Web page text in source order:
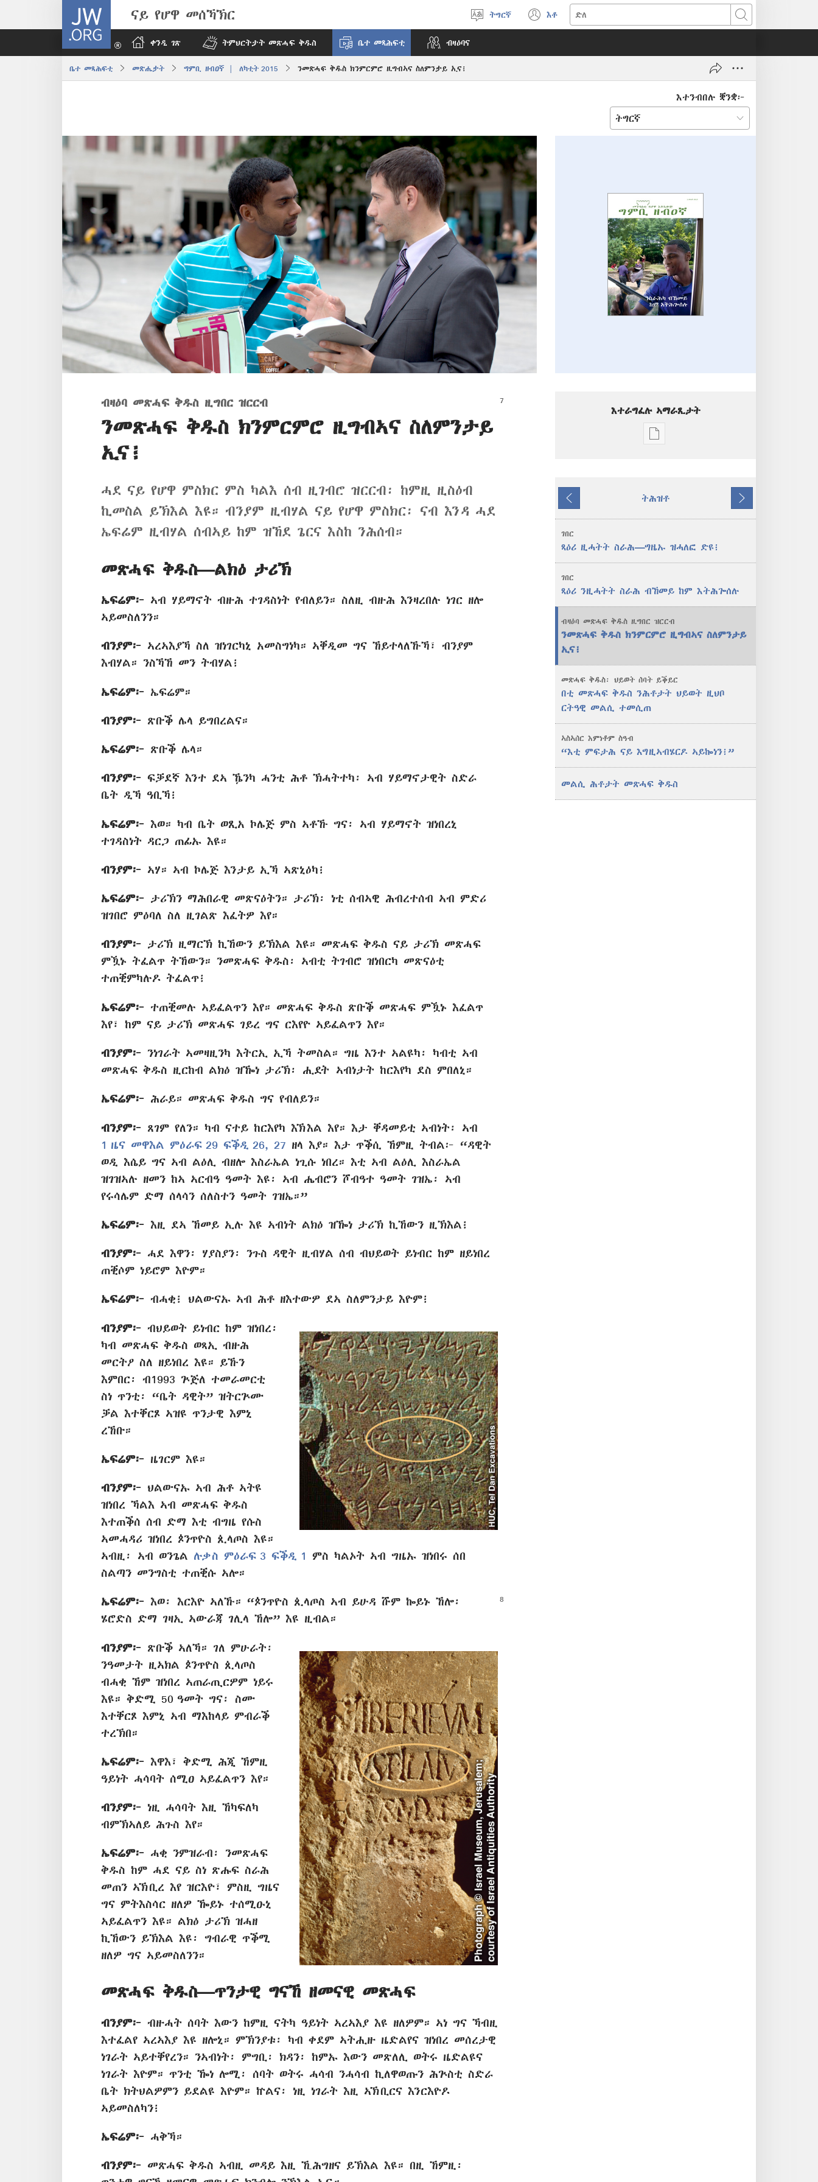
JW.ORG ናይ የሆዋ መሰኻኽር
ቋንቋ
ትግርኛ እቶ
(opens
ድለ
ቀንዲ ገጽ ትምህርትታት መጽሓፍ ቅዱስ ቤተ መጻሕፍቲ ብዛዕባና
ቤተ መጻሕፍቲ መጽሔታት ግምቢ ዘብዐኛ | ለካቲት 2015 ንመጽሓፍ ቅዱስ ክንምርምሮ ዚግብኣና ስለምንታይ ኢና፧
እተንብበሉ ቛንቋ፦
ብዛዕባ መጽሓፍ ቅዱስ ዚግበር ዝርርብ
ንመጽሓፍ ቅዱስ ክንምርምሮ ዚግብኣና ስለምንታይ
ኢና፧
ሓደ ናይ የሆዋ ምስክር ምስ ካልእ ሰብ ዚገብሮ ዝርርብ፡ ከምዚ ዚስዕብ
ኪመስል ይኽእል እዩ። ብንያም ዚብሃል ናይ የሆዋ ምስክር፡ ናብ እንዳ ሓደ
ኤፍሬም ዚብሃል ሰብኣይ ከም ዝኸደ ጌርና እስከ ንሕሰብ።
መጽሓፍ ቅዱስ—ልክዕ ታሪኽ
ኤፍሬም፦ ኣብ ሃይማኖት ብዙሕ ተገዳስነት የብለይን። ስለዚ ብዙሕ እንዛረበሉ ነገር ዘሎ
ኣይመስለንን።
ብንያም፦ ኣረኣእያኻ ስለ ዝነገርካኒ አመስግነካ። ኣቐዲመ ግና ኸይተላለኹኻ፣ ብንያም
እብሃል። ንስኻኸ መን ትብሃል፧
ኤፍሬም፦ ኤፍሬም።
ብንያም፦ ጽቡቕ ሌላ ይግበረልና።
ኤፍሬም፦ ጽቡቕ ሌላ።
ብንያም፦ ፍቓደኛ እንተ ደኣ ዄንካ ሓንቲ ሕቶ ኽሓትተካ፡ ኣብ ሃይማኖታዊት ስድራ
ቤት ዲኻ ዓቢኻ፧
ኤፍሬም፦ እወ። ካብ ቤት ወጺአ ኮሌጅ ምስ ኣቶኹ ግና፡ ኣብ ሃይማኖት ዝነበረኒ
ተገዳስነት ዳርጋ ጠፊኡ እዩ።
ብንያም፦ ኣሃ። ኣብ ኮሌጅ እንታይ ኢኻ ኣጽኒዕካ፧
ኤፍሬም፦ ታሪኽን ማሕበራዊ መጽናዕትን። ታሪኽ፡ ነቲ ሰብኣዊ ሕብረተሰብ ኣብ ምድሪ
ዝገበሮ ምዕባለ ስለ ዚገልጽ እፈትዎ እየ።
ብንያም፦ ታሪኽ ዚማርኽ ኪኸውን ይኽእል እዩ። መጽሓፍ ቅዱስ ናይ ታሪኽ መጽሓፍ
ምዃኑ ትፈልጥ ትኸውን። ንመጽሓፍ ቅዱስ፡ ኣብቲ ትገብሮ ዝነበርካ መጽናዕቲ
ተጠቒምካሉዶ ትፈልጥ፧
ኤፍሬም፦ ተጠቒመሉ ኣይፈልጥን እየ። መጽሓፍ ቅዱስ ጽቡቕ መጽሓፍ ምዃኑ እፈልጥ
እየ፣ ከም ናይ ታሪኽ መጽሓፍ ገይረ ግና ርእየዮ ኣይፈልጥን እየ።
ብንያም፦ ንነገራት ኣመዛዚንካ እትርኢ ኢኻ ትመስል። ግዜ እንተ ኣልዩካ፡ ካብቲ ኣብ
መጽሓፍ ቅዱስ ዚርከብ ልክዕ ዝዀነ ታሪኽ፡ ሒደት ኣብነታት ከርእየካ ደስ ምበለኒ።
ኤፍሬም፦ ሕራይ። መጽሓፍ ቅዱስ ግና የብለይን።
ብንያም፦ ጸገም የለን። ካብ ናተይ ከርእየካ እኽእል እየ። እታ ቐዳመይቲ ኣብነት፡ ኣብ
1 ዜና መዋእል ምዕራፍ 29 ፍቕዲ 26, 27 ዘላ እያ። እታ ጥቕሲ ኸምዚ ትብል፦ “ዳዊት
ወዲ እሴይ ግና ኣብ ልዕሊ ብዘሎ እስራኤል ነጊሱ ነበረ። እቲ ኣብ ልዕሊ እስራኤል
ዝገዝኣሉ ዘመን ከኣ ኣርብዓ ዓመት እዩ፡ ኣብ ሔብሮን ሾብዓተ ዓመት ገዝኤ፡ ኣብ
የሩሳሌም ድማ ሰላሳን ሰለስተን ዓመት ገዝኤ።”
ኤፍሬም፦ እዚ ደኣ ኸመይ ኢሉ እዩ ኣብነት ልክዕ ዝዀነ ታሪኽ ኪኸውን ዚኽእል፧
ብንያም፦ ሓደ እዋን፡ ሃያስያን፡ ንጉስ ዳዊት ዚብሃል ሰብ ብህይወት ይነብር ከም ዘይነበረ
ጠቒሶም ነይሮም እዮም።
ኤፍሬም፦ ብሓቂ፧ ህልውናኡ ኣብ ሕቶ ዘእተውዎ ደኣ ስለምንታይ እዮም፧
ብንያም፦ ብህይወት ይነብር ከም ዝነበረ፡
ካብ መጽሓፍ ቅዱስ ወጻኢ ብዙሕ
መርትዖ ስለ ዘይነበረ እዩ። ይኹን
እምበር፡ ብ1993 ጕጅለ ተመራመርቲ
ስነ ጥንቲ፡ “ቤት ዳዊት” ዝትርጕሙ
ቓል እተቐርጾ ኣዝዩ ጥንታዊ እምኒ
ረኸቡ።
ኤፍሬም፦ ዜገርም እዩ።
ብንያም፦ ህልውናኡ ኣብ ሕቶ ኣትዩ
ዝነበረ ኻልእ ኣብ መጽሓፍ ቅዱስ
እተጠቕሰ ሰብ ድማ እቲ ብግዜ የሱስ
ኣመሓዳሪ ዝነበረ ጶንጥዮስ ጲላጦስ እዩ።
ኣብዚ፡ ኣብ ወንጌል ሉቃስ ምዕራፍ 3 ፍቕዲ 1
ምስ ካልኦት ኣብ ግዜኡ ዝነበሩ ሰበ
ስልጣን መንግስቲ ተጠቒሱ ኣሎ።
ኤፍሬም፦ እወ፡ እርእዮ ኣለኹ። “ጶንጥዮስ ጲላጦስ ኣብ ይሁዳ ሹም ኰይኑ ኸሎ፡
ሄሮድስ ድማ ገዛኢ ኣውራጃ ገሊላ ኸሎ” እዩ ዚብል።
ብንያም፦ ጽቡቕ ኣለኻ። ገለ ምሁራት፡
ንዓመታት ዚኣክል ጶንጥዮስ ጲላጦስ
ብሓቂ ኸም ዝነበረ ኣጠራጢርዎም ነይሩ
እዩ። ቅድሚ 50 ዓመት ግና፡ ስሙ
እተቐርጾ እምኒ ኣብ ማእከላይ ምብራቕ
ተረኽበ።
ኤፍሬም፦ እዋእ፣ ቅድሚ ሕጂ ኸምዚ
ዓይነት ሓሳባት ሰሚዐ ኣይፈልጥን እየ።
ብንያም፦ ነዚ ሓሳባት እዚ ኸካፍለካ
ብምኽኣለይ ሕጉስ እየ።
ኤፍሬም፦ ሓቂ ንምዝራብ፡ ንመጽሓፍ
ቅዱስ ከም ሓደ ናይ ስነ ጽሑፍ ስራሕ
መጠን ኣኽቢረ እየ ዝርእዮ፣ ምስዚ ግዜና
ግና ምትእስሳር ዘለዎ ዀይኑ ተሰሚዑኒ
ኣይፈልጥን እዩ። ልክዕ ታሪኽ ዝሓዘ
ኪኸውን ይኽእል እዩ፡ ግብራዊ ጥቕሚ
ዘለዎ ግና ኣይመስለንን።
መጽሓፍ ቅዱስ—ጥንታዊ ግናኸ ዘመናዊ መጽሓፍ
ብንያም፦ ብዙሓት ሰባት እውን ከምዚ ናትካ ዓይነት ኣረኣእያ እዩ ዘለዎም። ኣነ ግና ኻብዚ
እተፈልየ ኣረኣእያ እዩ ዘሎኒ። ምኽንያቱ፡ ካብ ቀደም ኣትሒዙ ዜድልየና ዝነበረ መሰረታዊ
ነገራት ኣይተቐየረን። ንኣብነት፡ ምግቢ፡ ክዳን፡ ከምኡ እውን መጽለሊ ወትሩ ዜድልዩና
ነገራት እዮም። ጥንቲ ዀነ ሎሚ፡ ሰባት ወትሩ ሓሳብ ንሓሳብ ኪለዋወጡን ሕጕስቲ ስድራ
ቤት ክትህልዎምን ይደልዩ እዮም። ኵልና፡ ነዚ ነገራት እዚ ኣኽቢርና እንርእዮዶ
ኣይመስለካን፧
ኤፍሬም፦ ሓቅኻ።
ብንያም፦ መጽሓፍ ቅዱስ ኣብዚ መዳይ እዚ ኺሕግዘና ይኽእል እዩ። በዚ ኸምዚ፡
እተራግፈሉ ኣማራጺታት
ዲጂታዊ
ኣማራጺታት
ንስራሕካ
እትሕጐሰሉ
ዝሓለፈ
ትሕዝቶ
ዚቕጽል
ገበር
ጻዕሪ ዚሓትት ስራሕ—ግዜኡ ዝሓለፎ ድዩ፧
ገበር
ጻዕሪ ንዚሓትት ስራሕ ብኸመይ ከም እትሕጐሰሉ
ብዛዕባ መጽሓፍ ቅዱስ ዚግበር ዝርርብ
ንመጽሓፍ ቅዱስ ክንምርምሮ ዚግብኣና ስለምንታይ
ኢና፧
መጽሓፍ ቅዱስ፡ ህይወት ሰባት ይቕይር
በቲ መጽሓፍ ቅዱስ ንሕቶታት ህይወት ዚህቦ
ርትዓዊ መልሲ ተመሲጠ
ኣስኣሰር እምነቶም ስዓብ
“እቲ ምፍታሕ ናይ እግዚኣብሄርዶ ኣይኰነን፧”
መልሲ ሕቶታት መጽሓፍ ቅዱስ